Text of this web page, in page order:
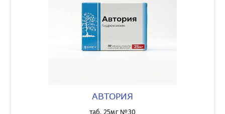
АВТОРИЯ